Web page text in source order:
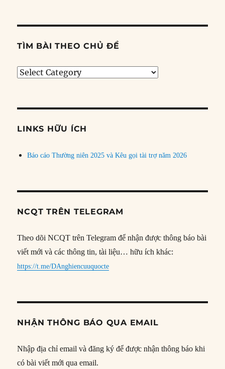
TÌM BÀI THEO CHỦ ĐỀ
Tìm
đề
LINKS HỮU ÍCH
Báo cáo Thường niên 2025 và Kêu gọi tài trợ năm 2026
NCQT TRÊN TELEGRAM
Theo dõi NCQT trên Telegram để nhận được thông báo bài
viết mới và các thông tin, tài liệu… hữu ích khác:
https://t.me/DAnghiencuuquocte
NHẬN THÔNG BÁO QUA EMAIL
Nhập địa chỉ email và đăng ký để được nhận thông báo khi
có bài viết mới qua email.